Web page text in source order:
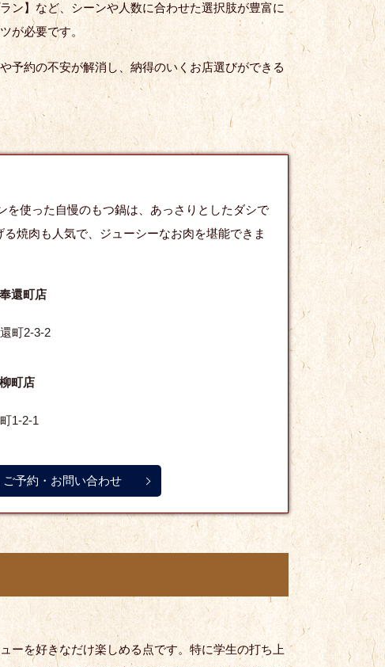
ン】など、シーンや人数に合わせた選択肢が豊富に
が必要です。
予約の不安が解消し、納得のいくお店選びができる
を使った自慢のもつ鍋は、あっさりとしたダシで
焼肉も人気で、ジューシーなお肉を堪能できま
還町店
町2-3-2
町店
1-2-1
ご予約・お問い合わせ
ーを好きなだけ楽しめる点です。特に学生の打ち上